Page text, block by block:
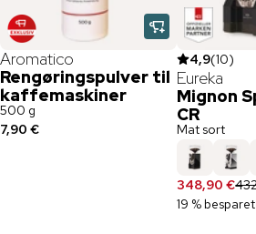
Aromatico
Rengøringspulver til
kaffemaskiner
500 g
7,90 €
4,9(10)
Eureka
Mignon
CR
Mat sort
348,90 €
19 % besparet